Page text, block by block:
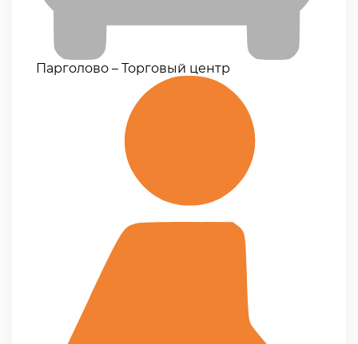
Парголово – Торговый центр